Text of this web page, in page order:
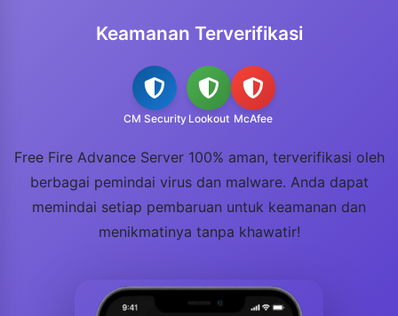
Keamanan Terverifikasi
CM Security Lookout McAfee
Free Fire Advance Server 100% aman, terverifikasi oleh
berbagai pemindai virus dan malware. Anda dapat
memindai setiap pembaruan untuk keamanan dan
menikmatinya tanpa khawatir!